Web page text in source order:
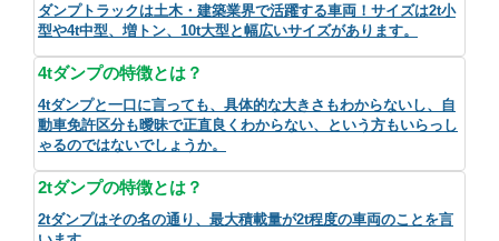
ダンプトラックは土木・建築業界で活躍する車両！サイズは2t小
型や4t中型、増トン、10t大型と幅広いサイズがあります。
4tダンプの特徴とは？
4tダンプと一口に言っても、具体的な大きさもわからないし、自
動車免許区分も曖昧で正直良くわからない、という方もいらっし
ゃるのではないでしょうか。
2tダンプの特徴とは？
2tダンプはその名の通り、最大積載量が2t程度の車両のことを言